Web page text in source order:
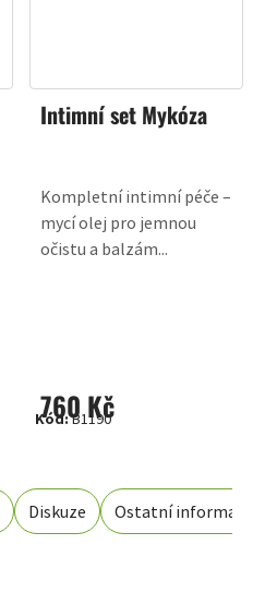
Intimní set Mykóza
760 Kč
Kompletní intimní péče –
mycí olej pro jemnou
očistu a balzám...
Kód:B1190
Diskuze Ostatní informace